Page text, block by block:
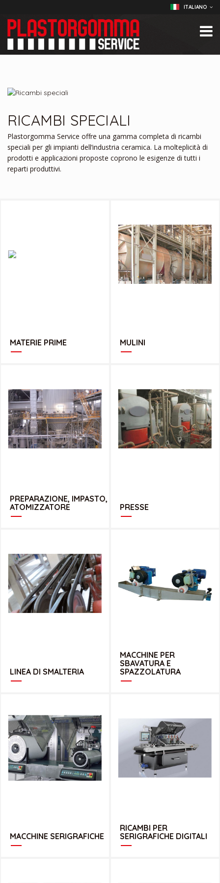
ITALIANO
RICAMBI SPECIALI
Plastorgomma Service offre una gamma completa di ricambi
speciali per gli impianti dell’industria ceramica. La molteplicità di
prodotti e applicazioni proposte coprono le esigenze di tutti i
reparti produttivi.
MATERIE PRIME MULINI
PREPARAZIONE, IMPASTO,
ATOMIZZATORE
PRESSE
LINEA DI SMALTERIA
MACCHINE PER
SBAVATURA E
SPAZZOLATURA
MACCHINE SERIGRAFICHE
RICAMBI PER
SERIGRAFICHE DIGITALI